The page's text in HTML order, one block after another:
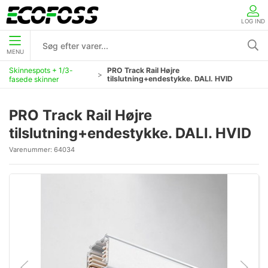
LOG IND
MENU
Skinnespots + 1/3-
fasede skinner
PRO Track Rail Højre
tilslutning+endestykke. DALI. HVID
PRO Track Rail Højre
tilslutning+endestykke. DALI. HVID
Varenummer: 64034